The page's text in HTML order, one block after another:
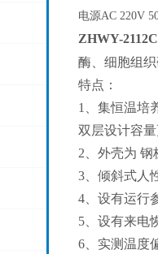
电源AC 220V
ZHWY-2112C
酶、细胞组
特点：
1
、集恒温
双层设计容
2 、外壳为
3 、倾斜式
4 、设有运
5 、设有来
6 、实测温